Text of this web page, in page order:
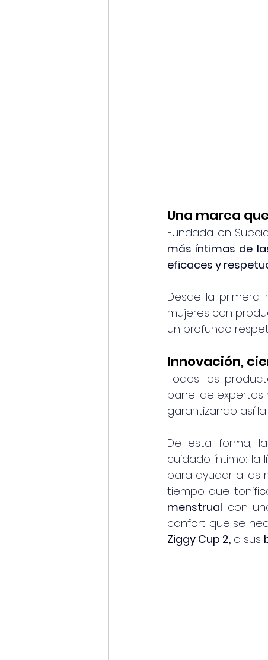
Una marca
Fundada en
más íntimas de
eficaces y
Desde la primera
mujeres con
un profundo
Innovación,
Todos los
panel de expertos
garantizando así
De esta forma,
cuidado íntimo: la
para ayudar a las
tiempo que
menstrual con
confort que se
Ziggy Cup 2, o sus